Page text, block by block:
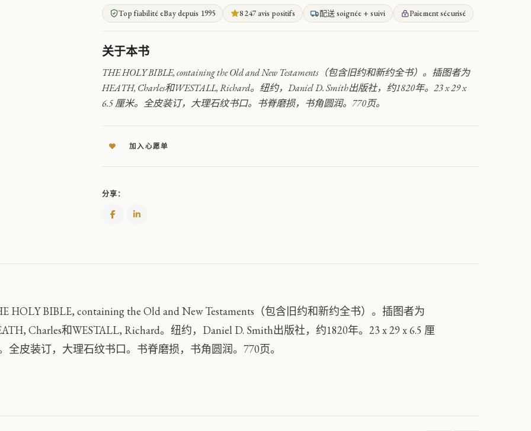
图
解
版
旧
约
与
约
全
Top fiabilité eBay depuis 1995 8 247 avis positifs 配送 soignée + suivi Paiement sécurisé
关于本书
THE HOLY BIBLE, containing the Old and New Testaments（包含旧约和新约全书）。插图者为
HEATH, Charles和WESTALL, Richard。纽约，Daniel D. Smith出版社，约1820年。23 x 29 x
6.5 厘米。全皮装订，大理石纹书口。书脊磨损，书角圆润。770页。
加入心愿单
分享：
HOLY BIBLE, containing the Old and New Testaments（包含旧约和新约全书）。插图者为
Charles和WESTALL, Richard。纽约，Daniel D. Smith出版社，约1820年。23 x 29 x 6.5 厘
全皮装订，大理石纹书口。书脊磨损，书角圆润。770页。